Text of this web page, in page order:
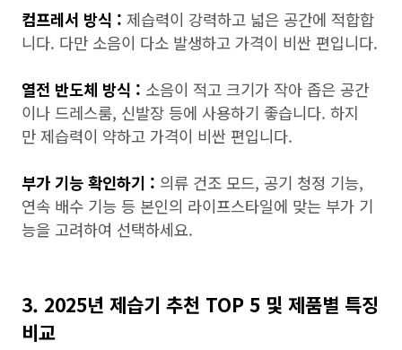
컴프레서 방식 : 제습력이 강력하고 넓은 공간에 적합합
니다. 다만 소음이 다소 발생하고 가격이 비싼 편입니다.
열전 반도체 방식 : 소음이 적고 크기가 작아 좁은 공간
이나 드레스룸, 신발장 등에 사용하기 좋습니다. 하지
만 제습력이 약하고 가격이 비싼 편입니다.
부가 기능 확인하기 : 의류 건조 모드, 공기 청정 기능,
연속 배수 기능 등 본인의 라이프스타일에 맞는 부가 기
능을 고려하여 선택하세요.
3. 2025년 제습기 추천 TOP 5 및 제품별 특징
비교